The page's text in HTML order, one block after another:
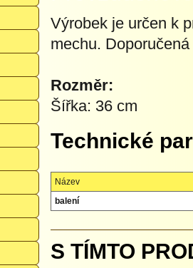
Výrobek je určen k
mechu.
Rozměr:
Šířka: 36 cm
Technické
Název
balení
S TÍMTO